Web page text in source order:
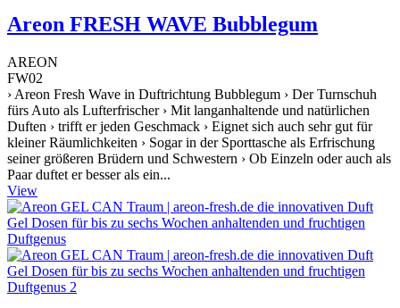
Areon FRESH WAVE Bubblegum
AREON
FW02
› Areon Fresh Wave in Duftrichtung Bubblegum › Der Turnschuh
fürs Auto als Lufterfrischer › Mit langanhaltende und natürlichen
Duften › trifft er jeden Geschmack › Eignet sich auch sehr gut für
kleiner Räumlichkeiten › Sogar in der Sporttasche als Erfrischung
seiner größeren Brüdern und Schwestern › Ob Einzeln oder auch als
Paar duftet er besser als ein...
View